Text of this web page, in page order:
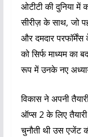
ओटीटी की दुनिया
सीरीज़ के साथ, जो
और दमदार
को सिर्फ माध्यम का
रूप में उनके नए
विकास ने अपनी
ऑप्स 2 के लिए तैयारी
चुनौती थी उस एजेंट